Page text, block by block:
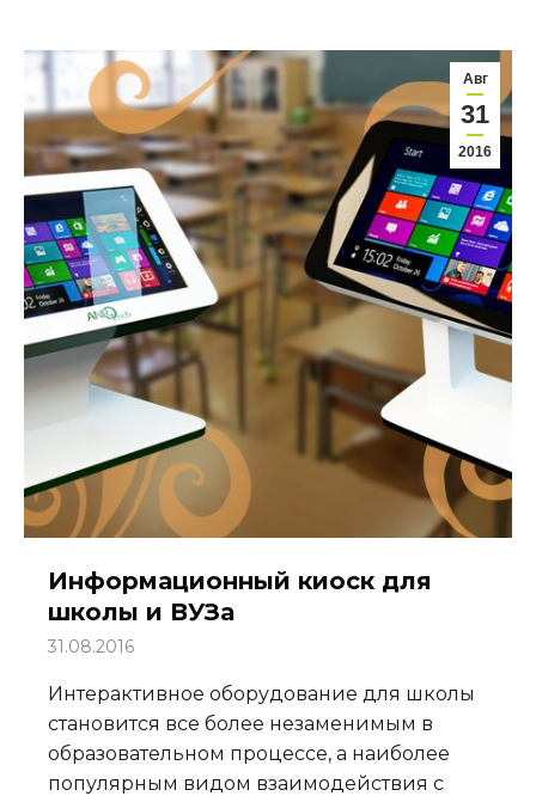
Авг
31
2016
Информационный киоск для
школы и ВУЗа
31.08.2016
Интерактивное оборудование для школы
становится все более незаменимым в
образовательном процессе, а наиболее
популярным видом взаимодействия с